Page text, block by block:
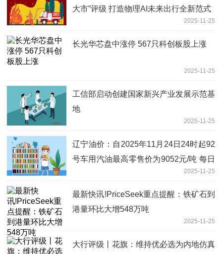
大市”评级 打造物理AI未来出行全新范式
2025-11-25
长光华芯盘中涨停 567只科创板股上涨
2025-11-25
工信部启动创建国家新兴产业发展示范基
地
2025-11-25
辽宁油价：自2025年11月24日24时起92
号车用汽油最高零售价为9052元/吨 每日
2025-11-25
最新快讯!PriceSeek重点提醒：铁矿石到
港量环比大增548万吨
2025-11-25
大行评级丨花旗：维持优必选为内地仿真